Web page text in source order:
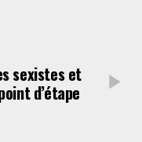
d’étape